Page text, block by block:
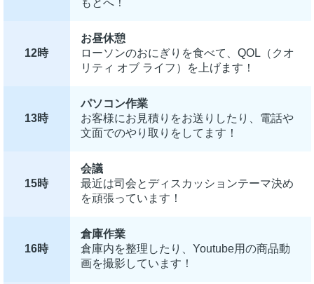
もとへ！
12時
お昼休憩
ローソンのおにぎりを食べて、QOL（クオ
リティ オブ ライフ）を上げます！
13時
パソコン作業
お客様にお見積りをお送りしたり、電話や
文面でのやり取りをしてます！
15時
会議
最近は司会とディスカッションテーマ決め
を頑張っています！
16時
倉庫作業
倉庫内を整理したり、Youtube用の商品動
画を撮影しています！